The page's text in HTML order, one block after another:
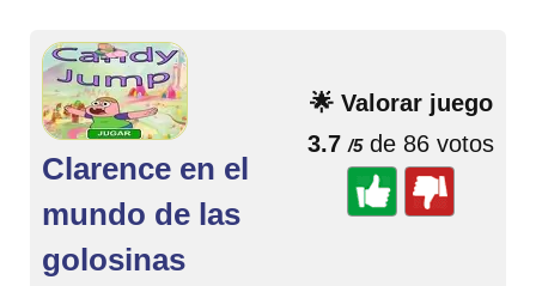
🌟 Valorar juego
3.7 /5de 86 votos
Clarence en el
mundo de las
golosinas